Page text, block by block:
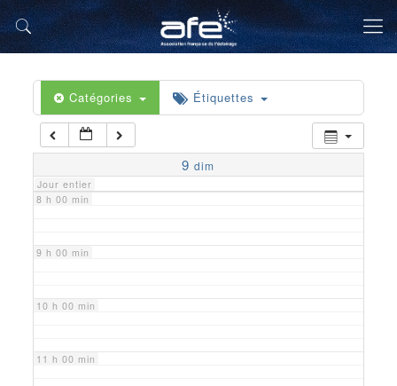
Catégories Étiquettes
9 dim
Jour entier
5 h 00 min
6 h 00 min
7 h 00 min
8 h 00 min
9 h 00 min
10 h 00 min
11 h 00 min